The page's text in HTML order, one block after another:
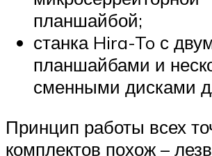
планшайбой;
станка Hira-To с
планшайбами и
сменными дисками
Принцип работы всех
комплектов похож –